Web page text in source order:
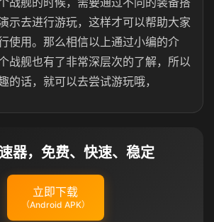
示去进行游玩，这样才可以帮助大家
使用。那么相信以上通过小编的介
战舰也有了非常深层次的了解，所以
的话，就可以去尝试游玩哦，
器，免费、快速、稳定
立即下载
（Android APK）